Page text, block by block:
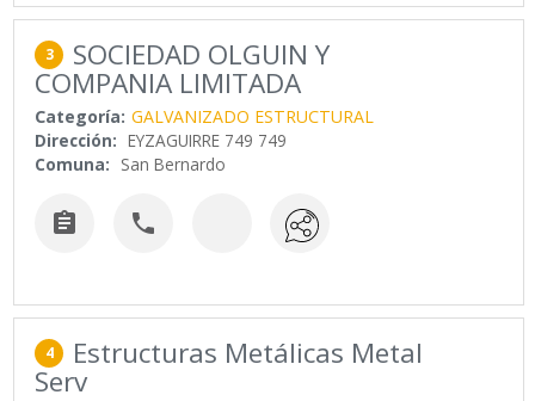
3 SOCIEDAD OLGUIN Y
COMPANIA LIMITADA
Categoría: GALVANIZADO ESTRUCTURAL
Dirección: EYZAGUIRRE 749 749
Comuna: San Bernardo
 
4 Estructuras Metálicas Metal
Serv